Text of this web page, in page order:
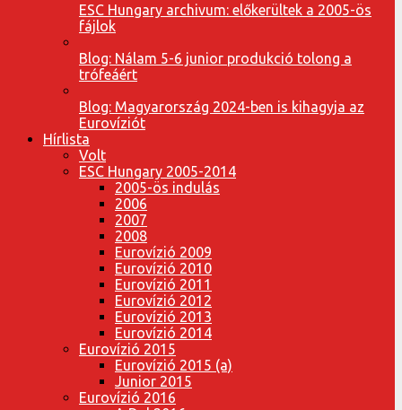
ESC Hungary archivum: előkerültek a 2005-ös
fájlok
Blog: Nálam 5-6 junior produkció tolong a
trófeáért
Blog: Magyarország 2024-ben is kihagyja az
Eurovíziót
Hírlista
Volt
ESC Hungary 2005-2014
2005-ös indulás
2006
2007
2008
Eurovízió 2009
Eurovízió 2010
Eurovízió 2011
Eurovízió 2012
Eurovízió 2013
Eurovízió 2014
Eurovízió 2015
Eurovízió 2015 (a)
Junior 2015
Eurovízió 2016